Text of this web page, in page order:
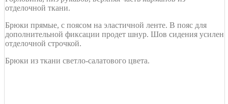
отделочной ткани.
Брюки прямые, с поясом на эластичной ленте. В пояс для
дополнительной фиксации продет шнур. Шов сидения усилен
отделочной строчкой.
Брюки из ткани светло-салатового цвета.